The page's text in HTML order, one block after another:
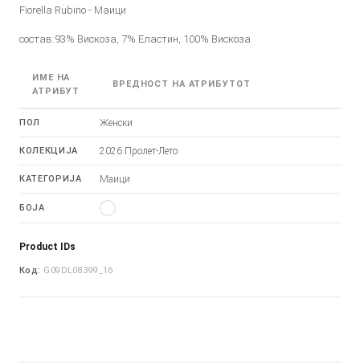
Fiorella Rubino - Маици
состав:93% Вискоза, 7% Еластин, 100% Вискоза
ИМЕ НА
АТРИБУТ
ВРЕДНОСТ НА АТРИБУТОТ
ПОЛ Женски
КОЛЕКЦИЈА 2026 Пролет-Лето
КАТЕГОРИЈА Маици
БОЈА
Product IDs
Код: G09DL08399_16